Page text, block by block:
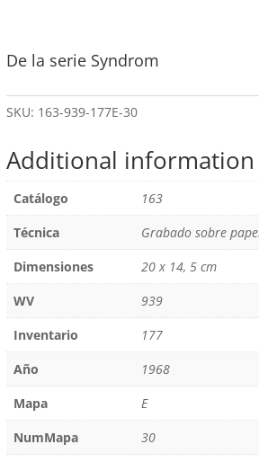
De la serie Syndrom
SKU: 163-939-177E-30
Additional information
Catálogo
163
Técnica
Grabado sobre
Dimensiones
20 x 14, 5 cm
WV
939
Inventario
177
Año
1968
Mapa
E
NumMapa
30